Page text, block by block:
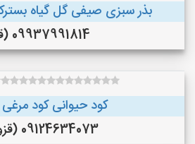
بذر سبزی صیفی گل گیاه
09937991814 (قم)
کود حیوانی کود
09124634073 (قزوین)